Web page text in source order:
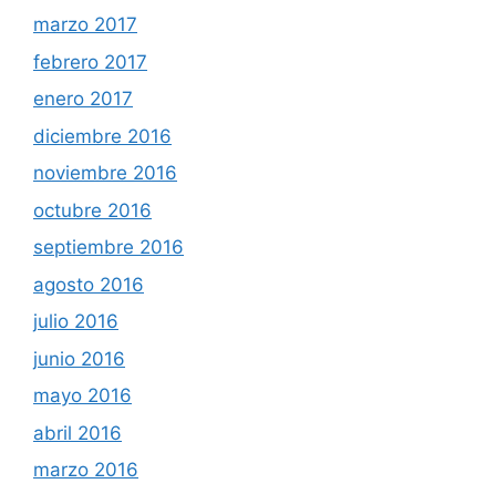
marzo 2017
febrero 2017
enero 2017
diciembre 2016
noviembre 2016
octubre 2016
septiembre 2016
agosto 2016
julio 2016
junio 2016
mayo 2016
abril 2016
marzo 2016